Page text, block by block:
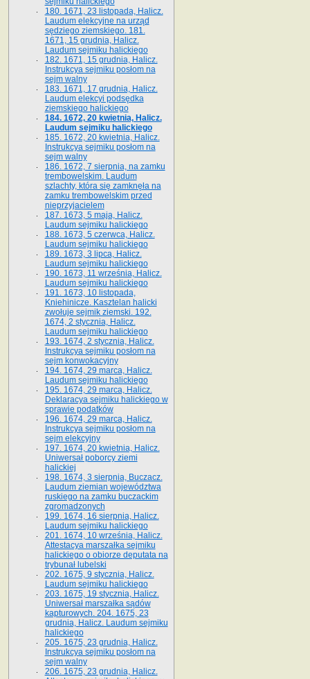
180. 1671, 23 listopada, Halicz.
Laudum elekcyjne na urząd
sędziego ziemskiego. 181.
1671, 15 grudnia, Halicz.
Laudum sejmiku halickiego
182. 1671, 15 grudnia, Halicz.
Instrukcya sejmiku posłom na
sejm walny
183. 1671, 17 grudnia, Halicz.
Laudum elekcyi podsędka
ziemskiego halickiego
184. 1672, 20 kwietnia, Halicz.
Laudum sejmiku halickiego
185. 1672, 20 kwietnia, Halicz.
Instrukcya sejmiku posłom na
sejm walny
186. 1672, 7 sierpnia, na zamku
trembowelskim. Laudum
szlachty, która się zamknęła na
zamku trembowelskim przed
nieprzyjacielem
187. 1673, 5 maja, Halicz.
Laudum sejmiku halickiego
188. 1673, 5 czerwca, Halicz.
Laudum sejmiku halickiego
189. 1673, 3 lipca, Halicz.
Laudum sejmiku halickiego
190. 1673, 11 września, Halicz.
Laudum sejmiku halickiego
191. 1673, 10 listopada,
Kniehinicze. Kasztelan halicki
zwołuje sejmik ziemski. 192.
1674, 2 stycznia, Halicz.
Laudum sejmiku halickiego
193. 1674, 2 stycznia, Halicz.
Instrukcya sejmiku posłom na
sejm konwokacyjny
194. 1674, 29 marca, Halicz.
Laudum sejmiku halickiego
195. 1674, 29 marca, Halicz.
Deklaracya sejmiku halickiego w
sprawie podatków
196. 1674, 29 marca, Halicz.
Instrukcya sejmiku posłom na
sejm elekcyjny
197. 1674, 20 kwietnia, Halicz.
Uniwersał poborcy ziemi
halickiej
198. 1674, 3 sierpnia, Buczacz.
Laudum ziemian województwa
ruskiego na zamku buczackim
zgromadzonych
199. 1674, 16 sierpnia, Halicz.
Laudum sejmiku halickiego
201. 1674, 10 września, Halicz.
Attestacya marszałka sejmiku
halickiego o obiorze deputata na
trybunał lubelski
202. 1675, 9 stycznia, Halicz.
Laudum sejmiku halickiego
203. 1675, 19 stycznia, Halicz.
Uniwersał marszałka sądów
kapturowych. 204. 1675, 23
grudnia, Halicz. Laudum sejmiku
halickiego
205. 1675, 23 grudnia, Halicz.
Instrukcya sejmiku posłom na
sejm walny
206. 1675, 23 grudnia, Halicz.